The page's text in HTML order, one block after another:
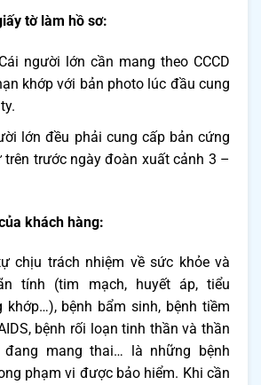
tờ làm hồ sơ:
người lớn cần mang theo CCCD
khớp với bản photo lúc đầu cung
lớn đều phải cung cấp bản cứng
trên trước ngày đoàn xuất cảnh 3 –
khách hàng:
chịu trách nhiệm về sức khỏe và
tính (tim mạch, huyết áp, tiểu
khớp…), bệnh bẩm sinh, bệnh tiềm
bệnh rối loạn tinh thần và thần
đang mang thai… là những bệnh
phạm vi được bảo hiểm. Khi cần